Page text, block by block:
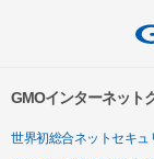
GMOインターネット
世界初総合ネットセキュ